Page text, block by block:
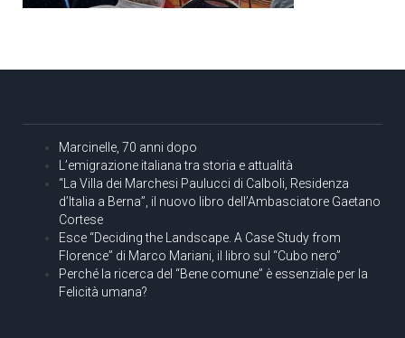
Marcinelle, 70 anni dopo
L’emigrazione italiana tra storia e attualità
“La Villa dei Marchesi Paulucci di Calboli, Residenza
d’Italia a Berna”, il nuovo libro dell’Ambasciatore Gaetano
Cortese
Esce “Deciding the Landscape. A Case Study from
Florence” di Marco Mariani, il libro sul “Cubo nero”
Perché la ricerca del “Bene comune” è essenziale per la
Felicità umana?